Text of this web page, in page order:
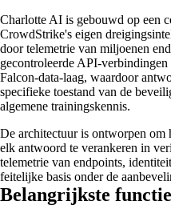
Charlotte AI is gebouwd op een
CrowdStrike's eigen
door telemetrie van miljoenen
gecontroleerde API-
Falcon-data-laag, waardoor
specifieke toestand van de
algemene trainingskennis.
De architectuur is ontworpen om
elk antwoord te verankeren in
telemetrie van endpoints,
feitelijke basis onder de
Belangrijkste